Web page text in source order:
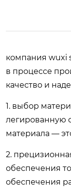
компания wuxi
в процессе
качество и
1. выбор
легированную
материала —
2.
обеспечения
обеспечения